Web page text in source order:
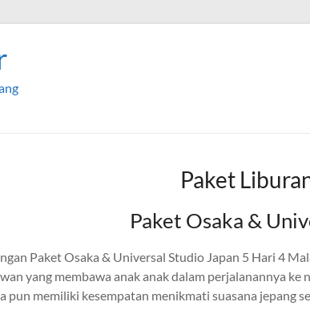
Paket
Paket Osaka &
Paket Osaka & Universal Studio Japan 5 Hari 4
yang membawa anak anak dalam perjalanannya
pun memiliki kesempatan menikmati suasana